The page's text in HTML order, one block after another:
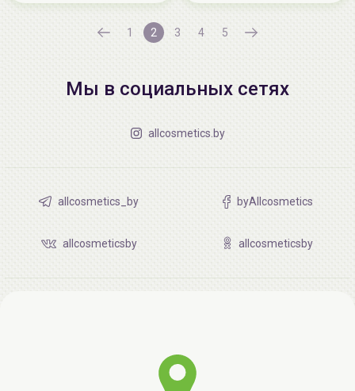
1 2 3 4 5
Мы в социальных сетях
allcosmetics.by
allcosmetics_by byAllcosmetics
allcosmeticsby allcosmeticsby